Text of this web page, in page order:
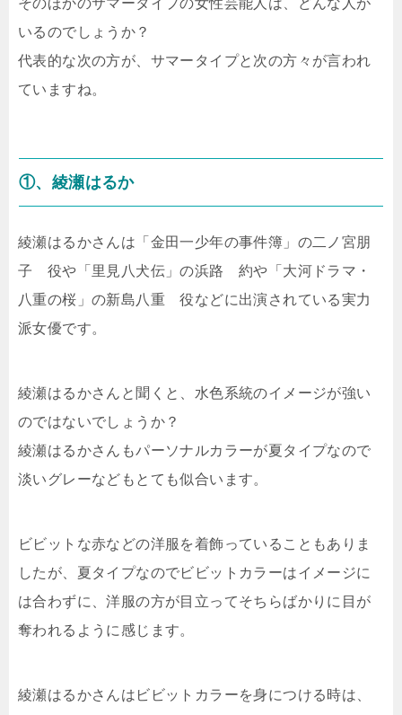
そのほかのサマータイプの女性芸能人は、どんな人が
いるのでしょうか？
代表的な次の方が、サマータイプと次の方々が言われ
ていますね。
①、綾瀬はるか
綾瀬はるかさんは「金田一少年の事件簿」の二ノ宮朋
子 役や「里見八犬伝」の浜路 約や「大河ドラマ・
八重の桜」の新島八重 役などに出演されている実力
派女優です。
綾瀬はるかさんと聞くと、水色系統のイメージが強い
のではないでしょうか？
綾瀬はるかさんもパーソナルカラーが夏タイプなので
淡いグレーなどもとても似合います。
ビビットな赤などの洋服を着飾っていることもありま
したが、夏タイプなのでビビットカラーはイメージに
は合わずに、洋服の方が目立ってそちらばかりに目が
奪われるように感じます。
綾瀬はるかさんはビビットカラーを身につける時は、